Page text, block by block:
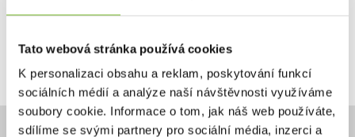
Tato webová stránka používá cookies
K personalizaci obsahu a reklam, poskytování funkcí
sociálních médií a analýze naší návštěvnosti využíváme
soubory cookie. Informace o tom, jak náš web používáte,
sdílíme se svými partnery pro sociální média, inzerci a
Pokračovat